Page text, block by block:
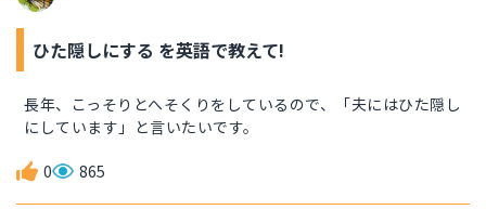
ひた隠しにする を英語で教えて!
長年、こっそりとへそくりをしているので、「夫にはひた隠し
にしています」と言いたいです。
0 865